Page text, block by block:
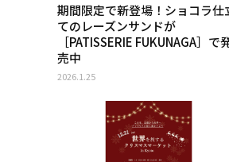
期間限定で新登場！ショコラ仕
てのレーズンサンドが
［PATISSERIE FUKUNAGA］で
売中
2026.1.25